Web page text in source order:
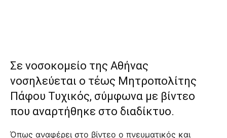
Σε νοσοκομείο της Αθήνας
νοσηλεύεται ο τέως Μητροπολίτης
Πάφου Τυχικός, σύμφωνα με βίντεο
που αναρτήθηκε στο διαδίκτυο.
Όπως αναφέρει στο βίντεο ο πνευματικός και